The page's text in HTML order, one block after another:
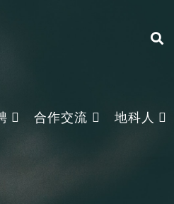
合作交流 地科人